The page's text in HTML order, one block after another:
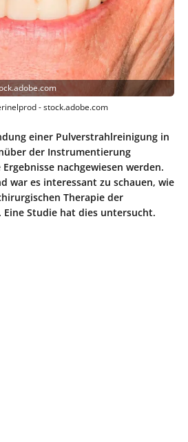
- stock.adobe.com
einer Pulverstrahlreinigung in
der Instrumentierung
nachgewiesen werden.
war es interessant zu schauen, wie
Therapie der
Studie hat dies untersucht.